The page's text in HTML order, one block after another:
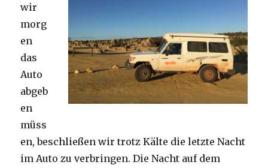
wir
morg
en
das
Auto
abgeb
en
müss
en, beschließen wir trotz Kälte die letzte Nacht
im Auto zu verbringen. Die Nacht auf dem